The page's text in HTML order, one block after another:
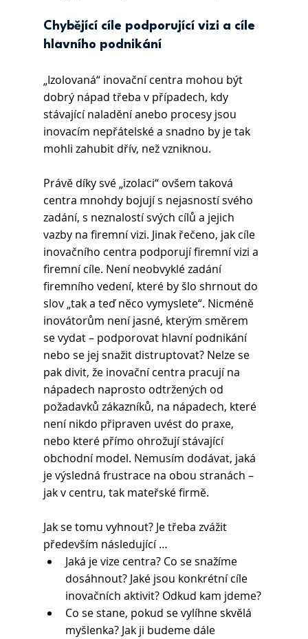
Chybějící cíle podporující vizi a cíle
hlavního podnikání
„Izolovaná“ inovační centra mohou být
dobrý nápad třeba v případech, kdy
stávající naladění anebo procesy jsou
inovacím nepřátelské a snadno by je tak
mohli zahubit dřív, než vzniknou.
Právě díky své „izolaci“ ovšem taková
centra mnohdy bojují s nejasností svého
zadání, s neznalostí svých cílů a jejich
vazby na firemní vizi. Jinak řečeno, jak cíle
inovačního centra podporují firemní vizi a
firemní cíle. Není neobvyklé zadání
firemního vedení, které by šlo shrnout do
slov „tak a teď něco vymyslete“. Nicméně
inovátorům není jasné, kterým směrem
se vydat – podporovat hlavní podnikání
nebo se jej snažit distruptovat? Nelze se
pak divit, že inovační centra pracují na
nápadech naprosto odtržených od
požadavků zákazníků, na nápadech, které
není nikdo připraven uvést do praxe,
nebo které přímo ohrožují stávající
obchodní model. Nemusím dodávat, jaká
je výsledná frustrace na obou stranách –
jak v centru, tak mateřské firmě.
Jak se tomu vyhnout? Je třeba zvážit
především následující …
Jaká je vize centra? Co se snažíme
dosáhnout? Jaké jsou konkrétní cíle
inovačních aktivit? Odkud kam jdeme?
Co se stane, pokud se vylíhne skvělá
myšlenka? Jak ji budeme dále